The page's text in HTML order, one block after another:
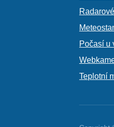
Počasí u
Teplotní